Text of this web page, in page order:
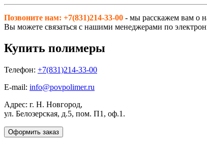
Позвоните нам: +7(831)214-33-00 - мы расскажем вам о
Вы можете связаться с нашими менеджерами по
Купить полимеры
Телефон: +7(831)214-33-00
E-mail: info@povpolimer.ru
Адрес: г. Н. Новгород,
ул. Белозерская, д.5, пом. П1, оф.1.
Оформить заказ